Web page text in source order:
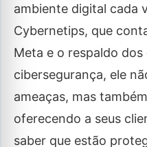
ambiente digital cada
Cybernetips, que
Meta e o respaldo dos
cibersegurança, ele
ameaças, mas
oferecendo a seus
saber que estão